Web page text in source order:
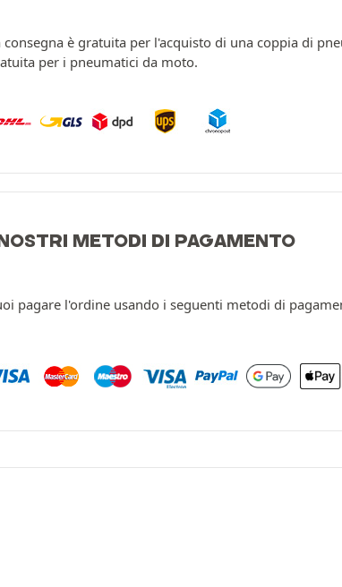
consegna è gratuita per l'acquisto di una coppia di
per i pneumatici da moto.
METODI DI PAGAMENTO
pagare l'ordine usando i seguenti metodi di